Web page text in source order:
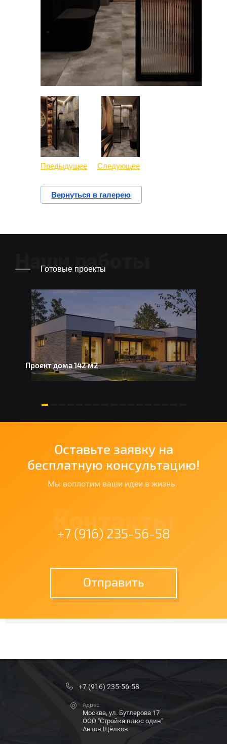
Предыдущее Следующее
Вернуться в галерею
Наши работы
Готовые проекты
Проект дома 142 м2
Оставьте заявку на
бесплатную консультацию!
Мы воплотим ваши идеи в жизнь.
Контакты
+7 (916) 235-56-58
Отправить
+7 (916) 235-56-58
Адрес:
Москва, ул. Бутлерова 17
ООО "Стройка плюс один"
Антон Щёлков